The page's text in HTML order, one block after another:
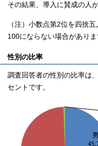
その結果、導入に賛成の人
（注）小数点第2位を四捨
100にならない場合がありま
性別の比率
調査回答者の性別の比率は
セントです。